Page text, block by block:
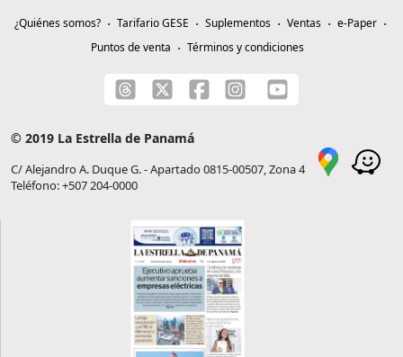
¿Quiénes somos? Tarifario GESE Suplementos Ventas
e-Paper
Puntos de venta
Términos y condiciones
© 2019 La Estrella de Panamá
C/ Alejandro A. Duque G. - Apartado 0815-00507, Zona 4
Teléfono: +507 204-0000